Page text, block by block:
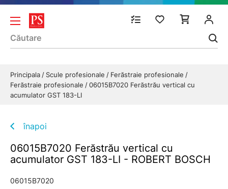
Principala Scule profesionale
Ferăstraie profesionale
Ferăstraie profesionale
06015B7020 Ferăstrău vertical cu
acumulator GST 183-LI
înapoi
06015B7020 Ferăstrău vertical cu
acumulator GST 183-LI - ROBERT BOSCH
06015B7020